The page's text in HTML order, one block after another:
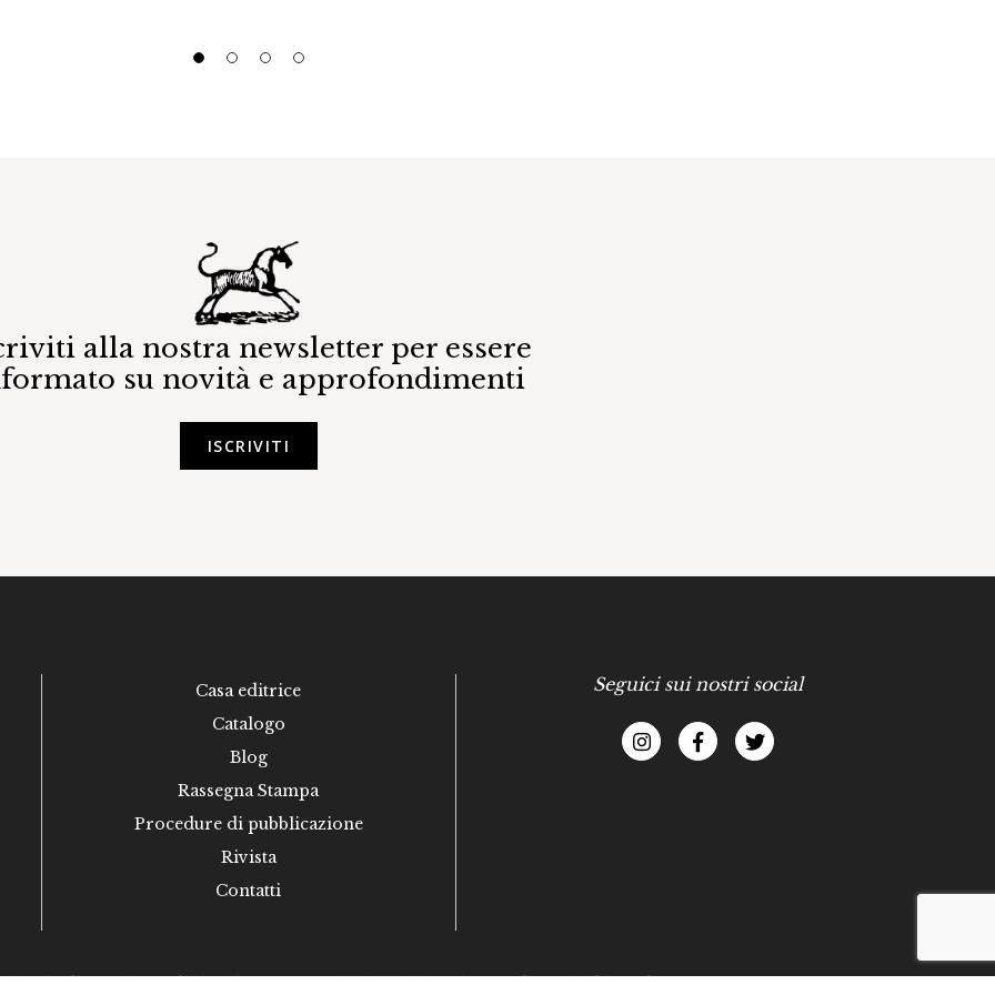
alla nostra newsletter per essere
su novità e approfondimenti
ISCRIVITI
Casa editrice
Catalogo
Blog
Rassegna Stampa
Procedure di pubblicazione
Rivista
Contatti
Seguici sui nostri social
Editore - Casa Editrice Firenze - P.Iva 01981530486 -Privacy policy-Cookies policy